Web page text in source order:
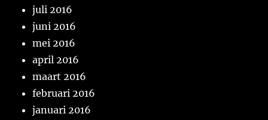
juli 2016
juni 2016
mei 2016
april 2016
maart 2016
februari 2016
januari 2016